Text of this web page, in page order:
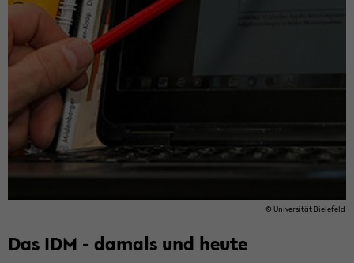
© Uni­ver­si­tät Bie­le­feld
Das IDM - da­mals und heute